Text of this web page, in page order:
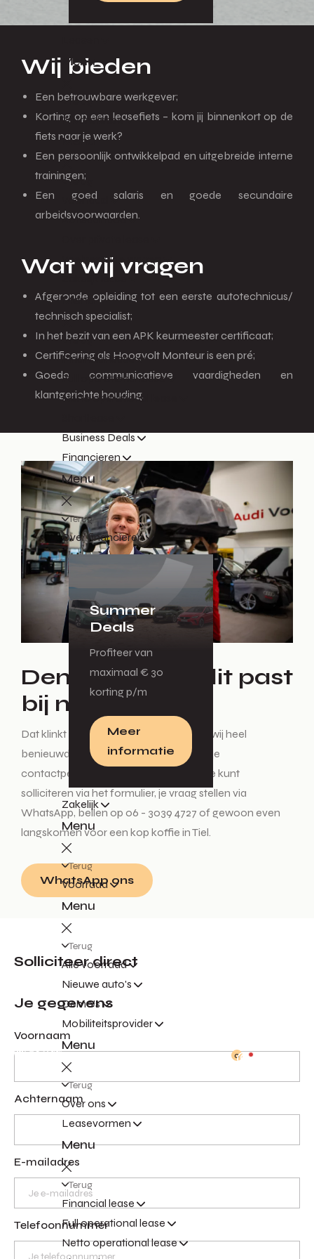
Menu
Terug
Private lease
Menu
Terug
Voorraad
Actieaanbod
Veelgestelde vragen
Zakelijk lease
Menu
Terug
Financial lease
Full operational lease
Netto operational lease
Business Deals
Financieren
Menu
Terug
Over financieren
Summer
Deals
Profiteer van
maximaal € 30
korting p/m
Meer
informatie
Zakelijk
Menu
Terug
Voorraad
Menu
Terug
Alle voorraad
Nieuwe auto's
Demo's
Mobiliteitsprovider
Menu
Terug
Over ons
Leasevormen
Menu
Terug
Financial lease
Full operational lease
Netto operational lease
0
Wij bieden
Een betrouwbare werkgever;
Korting op een leasefiets – kom jij binnenkort op de
fiets naar je werk?
Een persoonlijk ontwikkelpad en uitgebreide interne
trainingen;
Een goed salaris en goede secundaire
arbeidsvoorwaarden.
Wat wij vragen
Afgeronde opleiding tot een eerste autotechnicus/
technisch specialist;
In het bezit van een APK keurmeester certificaat;
Certificering als Hoogvolt Monteur is een pré;
Goede communicatieve vaardigheden en
klantgerichte houding.
Denk jij nu: Hé, dit past
bij mij!
Dat klinkt ons goed in de oren. Dan zijn wij heel
benieuwd naar jou! Jasper de Moree is je
contactpersoon voor deze vacature. Je kunt
solliciteren via het formulier, je vraag stellen via
WhatsApp, bellen op 06 - 3039 4727 of gewoon even
langskomen voor een kop koffie in Tiel.
WhatsApp ons
Solliciteer direct
Je gegevens
Voornaam
Achternaam
E-mailadres
Telefoonnummer